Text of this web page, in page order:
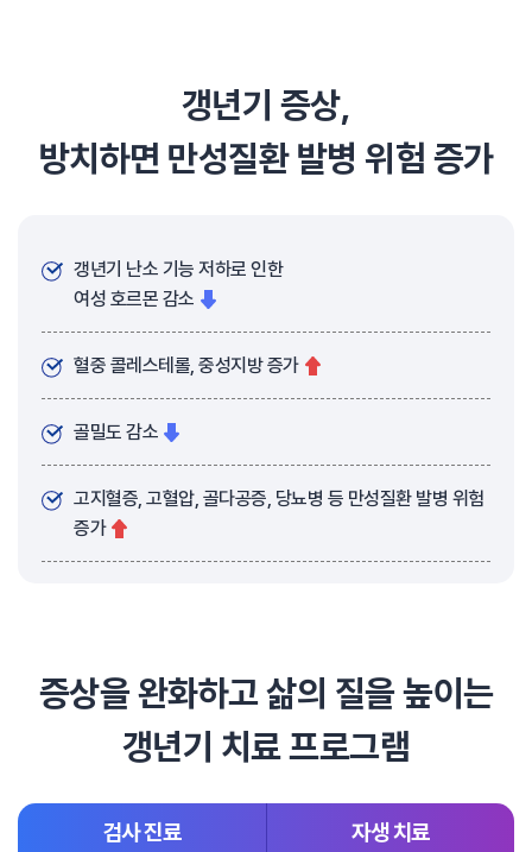
갱년기 증상,
방치하면 만성질환 발병 위험 증가
갱년기 난소 기능 저하로 인한
여성 호르몬 감소
혈중 콜레스테롤, 중성지방 증가
골밀도 감소
고지혈증, 고혈압, 골다공증, 당뇨병 등 만성질환 발병 위험
증가
증상을 완화하고 삶의 질을 높이는
갱년기 치료 프로그램
검사 진료 자생 치료